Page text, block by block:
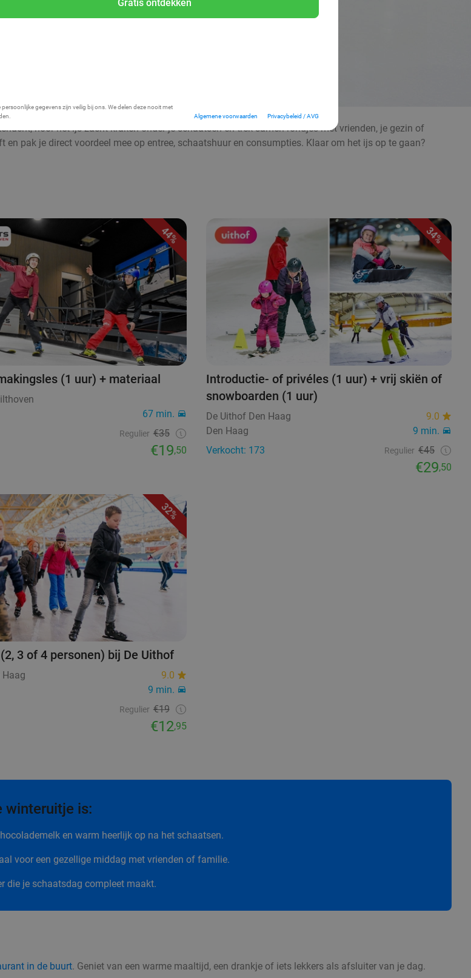
Gratis ontdekken
persoonlijke gegevens zijn veilig bij ons. We delen deze nooit met
Algemene voorwaarden Privacybeleid / AVG
hoor het ijs zacht kraken onder je schaatsen en trek samen rondjes met vrienden, je gezin of
pak je direct voordeel mee op entree, schaatshuur en consumpties. Klaar om het ijs op te gaan?
44%
(1 uur) + materiaal
67 min.
Regulier €35
€19,50
34%
Introductie- of privéles (1 uur) + vrij skiën of
snowboarden (1 uur)
De Uithof Den Haag
9.0
Den Haag
9 min.
Verkocht: 173
Regulier €45
€29,50
32%
3 of 4 personen) bij De Uithof
Haag
9.0
9 min.
Regulier €19
€12,95
winteruitje is:
en warm heerlijk op na het schaatsen.
voor een gezellige middag met vrienden of familie.
die je schaatsdag compleet maakt.
in de buurt. Geniet van een warme maaltijd, een drankje of iets lekkers als afsluiter van je dag.